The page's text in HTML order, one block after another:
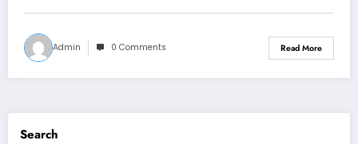
Admin 0 Comments Read More
Search